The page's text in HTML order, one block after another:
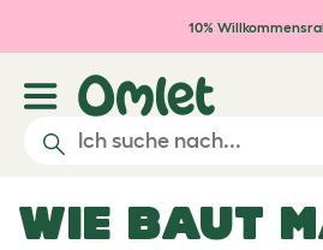
Zum Hauptinhalt springen
10%
WIE BAUT